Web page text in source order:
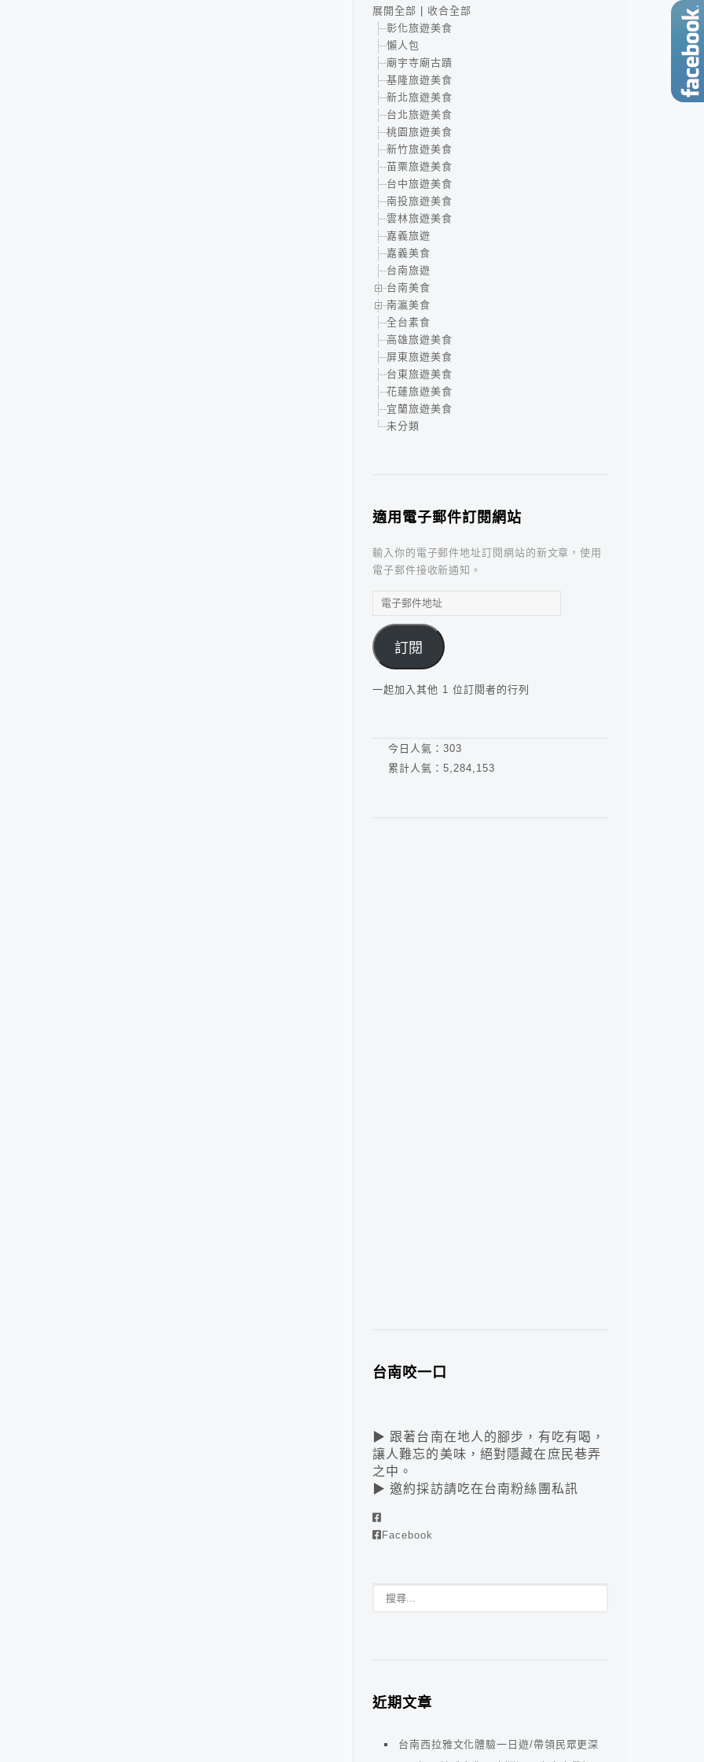
展開全部
收合全部
彰化旅遊美食
懶人包
廟宇寺廟古蹟
基隆旅遊美食
新北旅遊美食
台北旅遊美食
桃園旅遊美食
新竹旅遊美食
苗栗旅遊美食
台中旅遊美食
南投旅遊美食
雲林旅遊美食
嘉義旅遊
嘉義美食
台南旅遊
台南美食
南瀛美食
全台素食
高雄旅遊美食
屏東旅遊美食
台東旅遊美食
花蓮旅遊美食
宜蘭旅遊美食
未分類
適用電子郵件訂閱網站
輸入你的電子郵件地址訂閱網站的新文章，使用
電子郵件接收新通知。
電
郵
件
地
址
訂閱
一起加入其他 1 位訂閱者的行列
今日人氣： 303
累計人氣： 5,284,153
台南咬一口
▶ 跟著台南在地人的腳步，有吃有喝，
讓人難忘的美味，絕對隱藏在庶民巷弄
之中。
▶ 邀約採訪請吃在台南粉絲團私訊
Facebook
近期文章
台南西拉雅文化體驗一日遊/帶領民眾更深